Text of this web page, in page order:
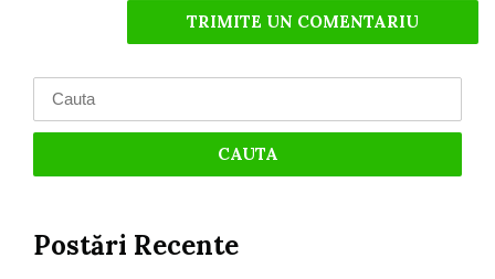
for:
Postări Recente